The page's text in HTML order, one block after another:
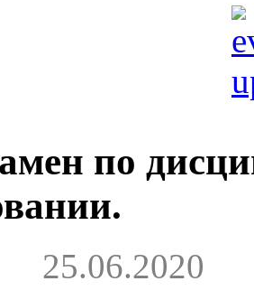
по
25.06.2020